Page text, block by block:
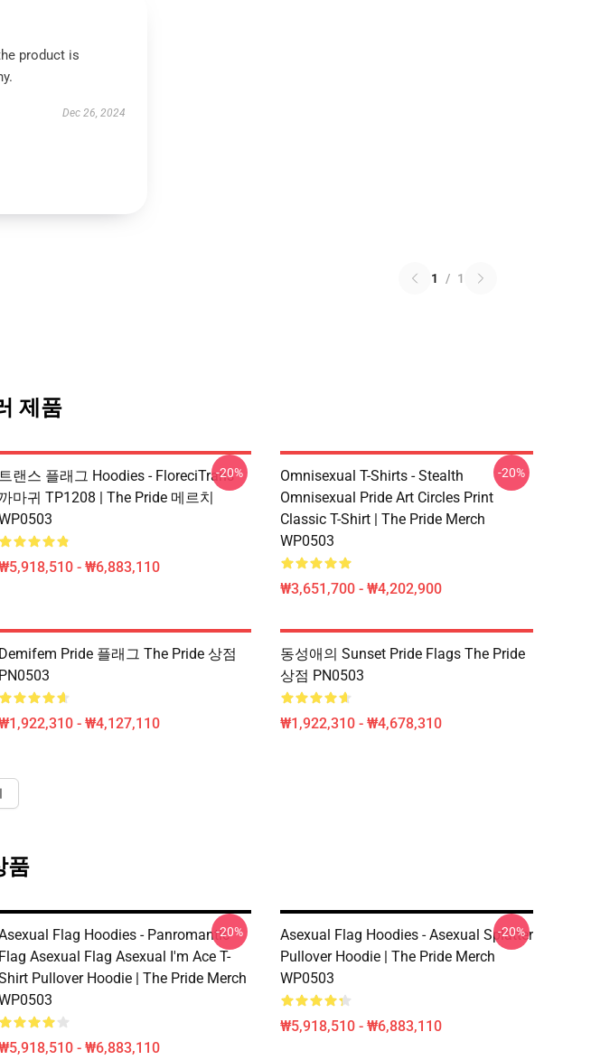
product is
Dec 26, 2024
1 / 1
제품
트랜스 플래그 Hoodies - FloreciTrans
까마귀 TP1208 | The Pride 메르치
- ₩6,883,110
-20%
Omnisexual T-Shirts - Stealth
Omnisexual Pride Art Circles Print
Classic T-Shirt | The Pride Merch
WP0503
₩3,651,700 - ₩4,202,900
-20%
Demifem Pride 플래그 The Pride 상점
PN0503
- ₩4,127,110
동성애의 Sunset Pride Flags The Pride
상점 PN0503
₩1,922,310 - ₩4,678,310
품
Flag Hoodies - Panromantic
Flag Asexual Flag Asexual I'm Ace T-
Pullover Hoodie | The Pride Merch
- ₩6,883,110
-20%
Asexual Flag Hoodies - Asexual Splatter
Pullover Hoodie | The Pride Merch
WP0503
₩5,918,510 - ₩6,883,110
-20%